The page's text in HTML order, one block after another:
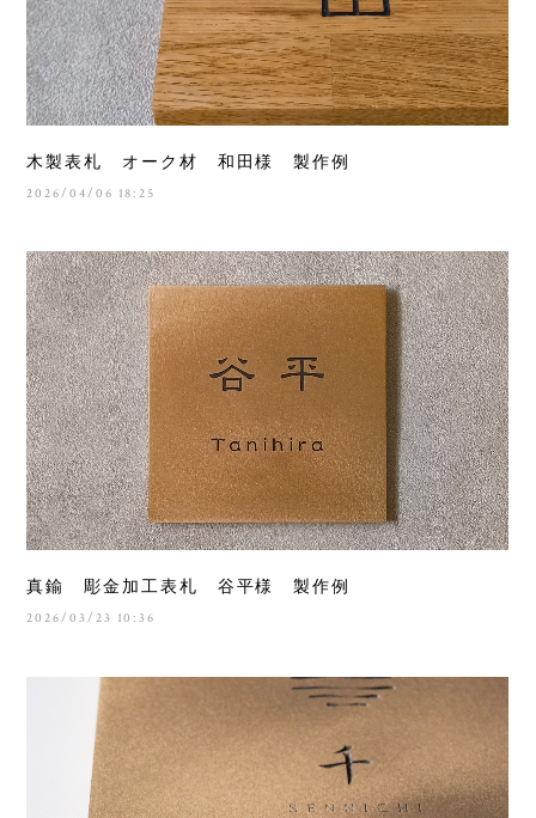
木製表札 オーク材 和田様 製作例
2026/04/06 18:25
真鍮 彫金加工表札 谷平様 製作例
2026/03/23 10:36